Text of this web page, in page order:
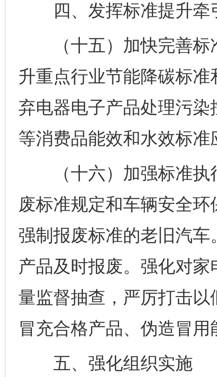
四、发挥标准提升牵
（十五）加快完善标
升重点行业节能降碳标
弃电器电子产品处理污
等消费品能效和水效标准
（十六）加强标准执
废标准规定和车辆安全
强制报废标准的老旧汽
产品及时报废。强化对
量监督抽查，严厉打击
冒充合格产品、伪造冒
五、强化组织实施